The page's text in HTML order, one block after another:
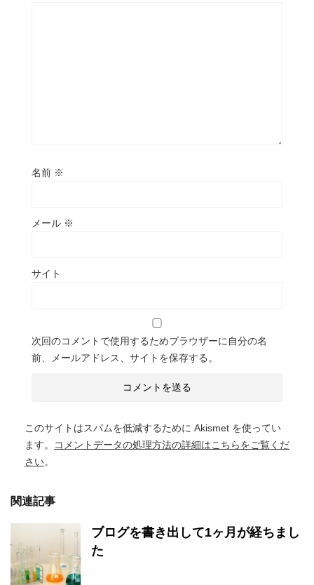
名前 ※
メール ※
サイト
次回のコメントで使用するためブラウザーに自分の名
前、メールアドレス、サイトを保存する。
このサイトはスパムを低減するために Akismet を使ってい
ます。
コメントデータの処理方法の詳細はこちらをご覧くだ
さい。
関連記事
ブログを書き出して1ヶ月が経ちまし
た